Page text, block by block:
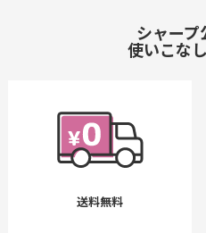
シャープ
使いこな
送料無料